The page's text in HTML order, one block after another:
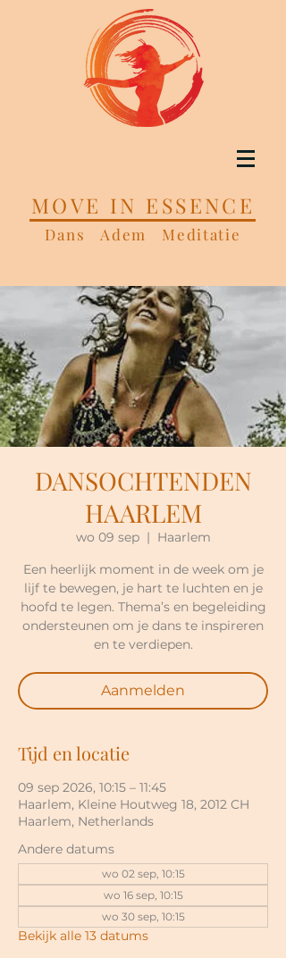
MOVE IN ESSENCE
Dans Adem Meditatie
DANSOCHTENDEN
HAARLEM
wo 09 sep
  |
Haarlem
Een heerlijk moment in de week om je
lijf te bewegen, je hart te luchten en je
hoofd te legen. Thema’s en begeleiding
ondersteunen om je dans te inspireren
en te verdiepen.
Aanmelden
Tijd en locatie
09 sep 2026, 10:15 – 11:45
Haarlem, Kleine Houtweg 18, 2012 CH
Haarlem, Netherlands
Andere datums
wo 02 sep, 10:15
wo 16 sep, 10:15
wo 30 sep, 10:15
Bekijk alle 13 datums